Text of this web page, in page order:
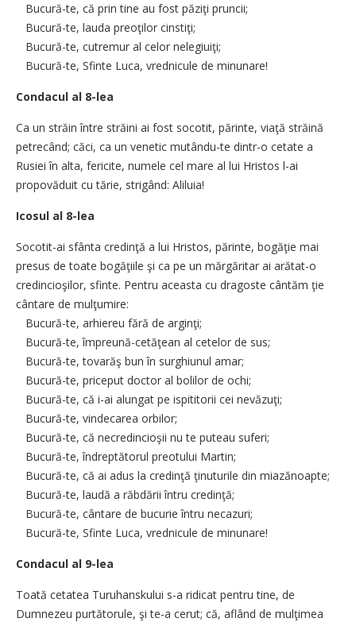
Bucură-te, că prin tine au fost păziţi pruncii;
Bucură-te, lauda preoţilor cinstiţi;
Bucură-te, cutremur al celor nelegiuiţi;
Bucură-te, Sfinte Luca, vrednicule de minunare!
Condacul al 8-lea
Ca un străin între străini ai fost socotit, părinte, viaţă străină
petrecând; căci, ca un venetic mutându-te dintr-o cetate a
Rusiei în alta, fericite, numele cel mare al lui Hristos l-ai
propovăduit cu tărie, strigând: Aliluia!
Icosul al 8-lea
Socotit-ai sfânta credinţă a lui Hristos, părinte, bogăţie mai
presus de toate bogăţiile şi ca pe un mărgăritar ai arătat-o
credincioşilor, sfinte. Pentru aceasta cu dragoste cântăm ţie
cântare de mulţumire:
Bucură-te, arhiereu fără de arginţi;
Bucură-te, împreună-cetăţean al cetelor de sus;
Bucură-te, tovarăş bun în surghiunul amar;
Bucură-te, priceput doctor al bolilor de ochi;
Bucură-te, că i-ai alungat pe ispititorii cei nevăzuţi;
Bucură-te, vindecarea orbilor;
Bucură-te, că necredincioşii nu te puteau suferi;
Bucură-te, îndreptătorul preotului Martin;
Bucură-te, că ai adus la credinţă ţinuturile din miazănoapte;
Bucură-te, laudă a răbdării întru credinţă;
Bucură-te, cântare de bucurie întru necazuri;
Bucură-te, Sfinte Luca, vrednicule de minunare!
Condacul al 9-lea
Toată cetatea Turuhanskului s-a ridicat pentru tine, de
Dumnezeu purtătorule, şi te-a cerut; că, aflând de mulţimea